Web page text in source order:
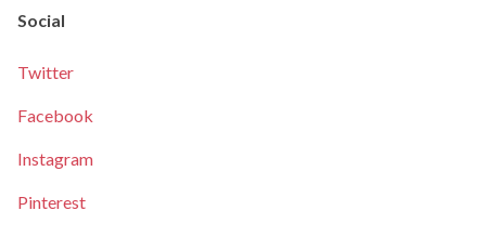
Social
Twitter
Facebook
Instagram
Pinterest